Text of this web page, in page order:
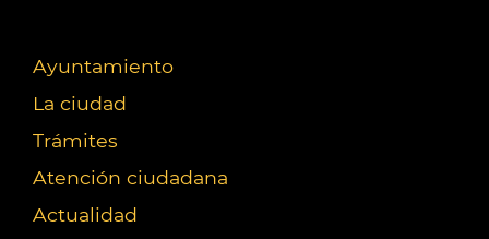
Ayuntamiento
La ciudad
Trámites
Atención ciudadana
Actualidad